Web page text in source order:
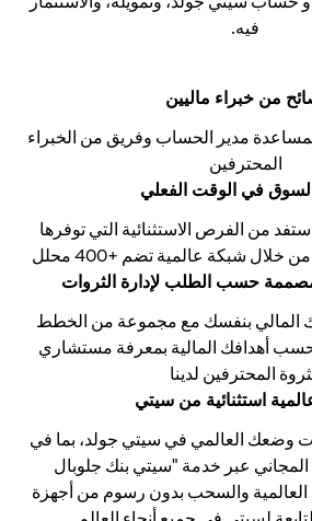
فيه.
من خبراء ماليين
مدير الحساب وفريق من الخبراء
المحترفين
في الوقت الفعلي
من الفرص الاستثنائية التي توفرها
شبكة عالمية تضم +400 محلل
حسب الطلب لإدارة الثروات
المالي بنفسك مع مجموعة من الخطط
أهدافك المالية بمعرفة مستشاري
المحترفين لدينا
استثنائية من سيتي
وضعك العالمي في سيتي جولد، بما في
المجاني عبر خدمة "سيتي بنك جلوبال
العالمية والسحب بدون رسوم من أجهزة